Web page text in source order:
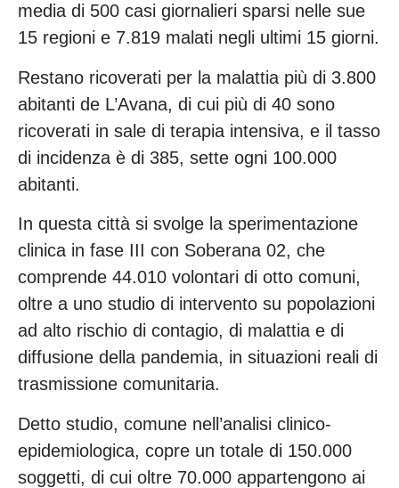
media di 500 casi giornalieri sparsi nelle sue
15 regioni e 7.819 malati negli ultimi 15 giorni.
Restano ricoverati per la malattia più di 3.800
abitanti de L’Avana, di cui più di 40 sono
ricoverati in sale di terapia intensiva, e il tasso
di incidenza è di 385, sette ogni 100.000
abitanti.
In questa città si svolge la sperimentazione
clinica in fase III con Soberana 02, che
comprende 44.010 volontari di otto comuni,
oltre a uno studio di intervento su popolazioni
ad alto rischio di contagio, di malattia e di
diffusione della pandemia, in situazioni reali di
trasmissione comunitaria.
Detto studio, comune nell’analisi clinico-
epidemiologica, copre un totale di 150.000
soggetti, di cui oltre 70.000 appartengono ai